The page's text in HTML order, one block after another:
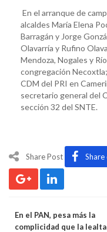
En el arranque de
alcaldes María Elena
Barragán y Jorge
Olavarría y Rufino
Mendoza, Nogales y
congregación
CDM del PRI en
secretario general del
sección 32 del SNTE.
Share Post Share
En el PAN, pesa más la
complicidad que la